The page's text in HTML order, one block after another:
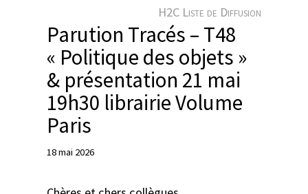
H2C Liste de Diffusion
Parution Tracés – T48
« Politique des objets »
& présentation 21 mai
19h30 librairie Volume
Paris
18 mai 2026